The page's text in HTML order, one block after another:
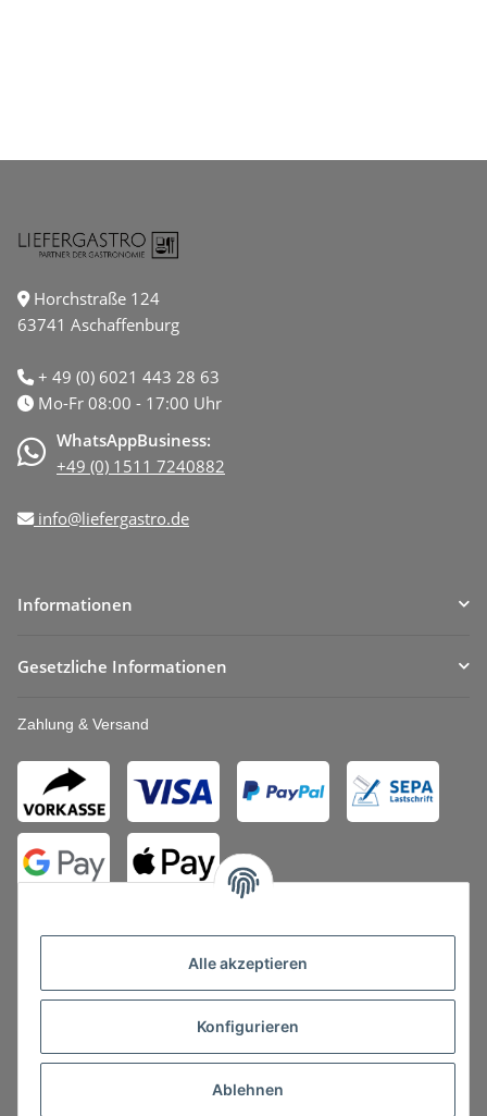
Alle akzeptieren
Konfigurieren
Ablehnen
Horchstraße 124
63741 Aschaffenburg
+ 49 (0) 6021 443 28 63
Mo-Fr 08:00 - 17:00 Uhr
WhatsAppBusiness:
+49 (0) 1511 7240882
info@liefergastro.de
Informationen
Gesetzliche Informationen
Zahlung & Versand
Vertrag widerrufen